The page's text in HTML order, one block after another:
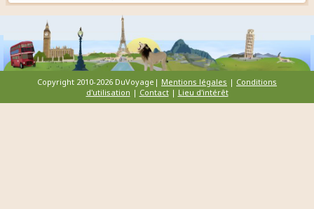
Copyright 2010-2026 DuVoyage| Mentions légales | Conditions
d'utilisation | Contact| Lieu d'intérêt